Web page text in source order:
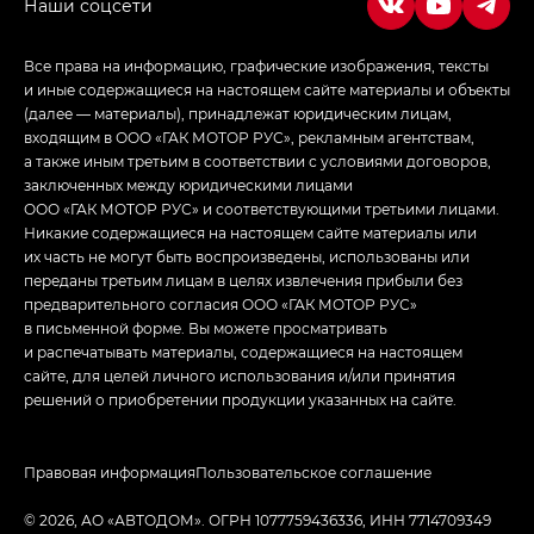
Все права на информацию, графические изображения, тексты
и иные содержащиеся на настоящем сайте материалы и объекты
(далее — материалы), принадлежат юридическим лицам,
входящим в ООО «ГАК МОТОР РУС», рекламным агентствам,
а также иным третьим в соответствии с условиями договоров,
заключенных между юридическими лицами
ООО «ГАК МОТОР РУС» и соответствующими третьими лицами.
Никакие содержащиеся на настоящем сайте материалы или
их часть не могут быть воспроизведены, использованы или
переданы третьим лицам в целях извлечения прибыли без
предварительного согласия ООО «ГАК МОТОР РУС»
в письменной форме. Вы можете просматривать
и распечатывать материалы, содержащиеся на настоящем
сайте, для целей личного использования и/или принятия
решений о приобретении продукции указанных на сайте.
© 2026, АО «АВТОДОМ». ОГРН 1077759436336, ИНН 7714709349
Правовая информацияПользовательское соглашение